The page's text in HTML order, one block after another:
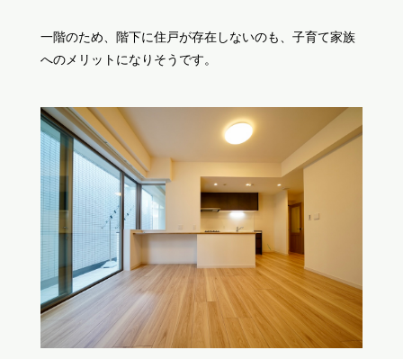
一階のため、階下に住戸が存在しないのも、子育て家族
へのメリットになりそうです。